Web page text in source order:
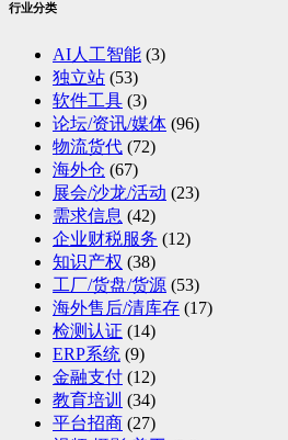
行业分类
AI人工智能 (3)
独立站 (53)
软件工具 (3)
论坛/资讯/媒体 (96)
物流货代 (72)
海外仓 (67)
展会/沙龙/活动 (23)
需求信息 (42)
企业财税服务 (12)
知识产权 (38)
工厂/货盘/货源 (53)
海外售后/清库存 (17)
检测认证 (14)
ERP系统 (9)
金融支付 (12)
教育培训 (34)
平台招商 (27)